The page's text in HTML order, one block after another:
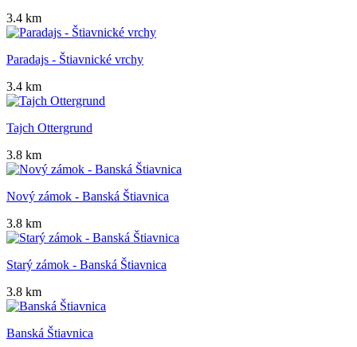
3.4 km
Paradajs - Štiavnické vrchy
3.4 km
Tajch Ottergrund
3.8 km
Nový zámok - Banská Štiavnica
3.8 km
Starý zámok - Banská Štiavnica
3.8 km
Banská Štiavnica